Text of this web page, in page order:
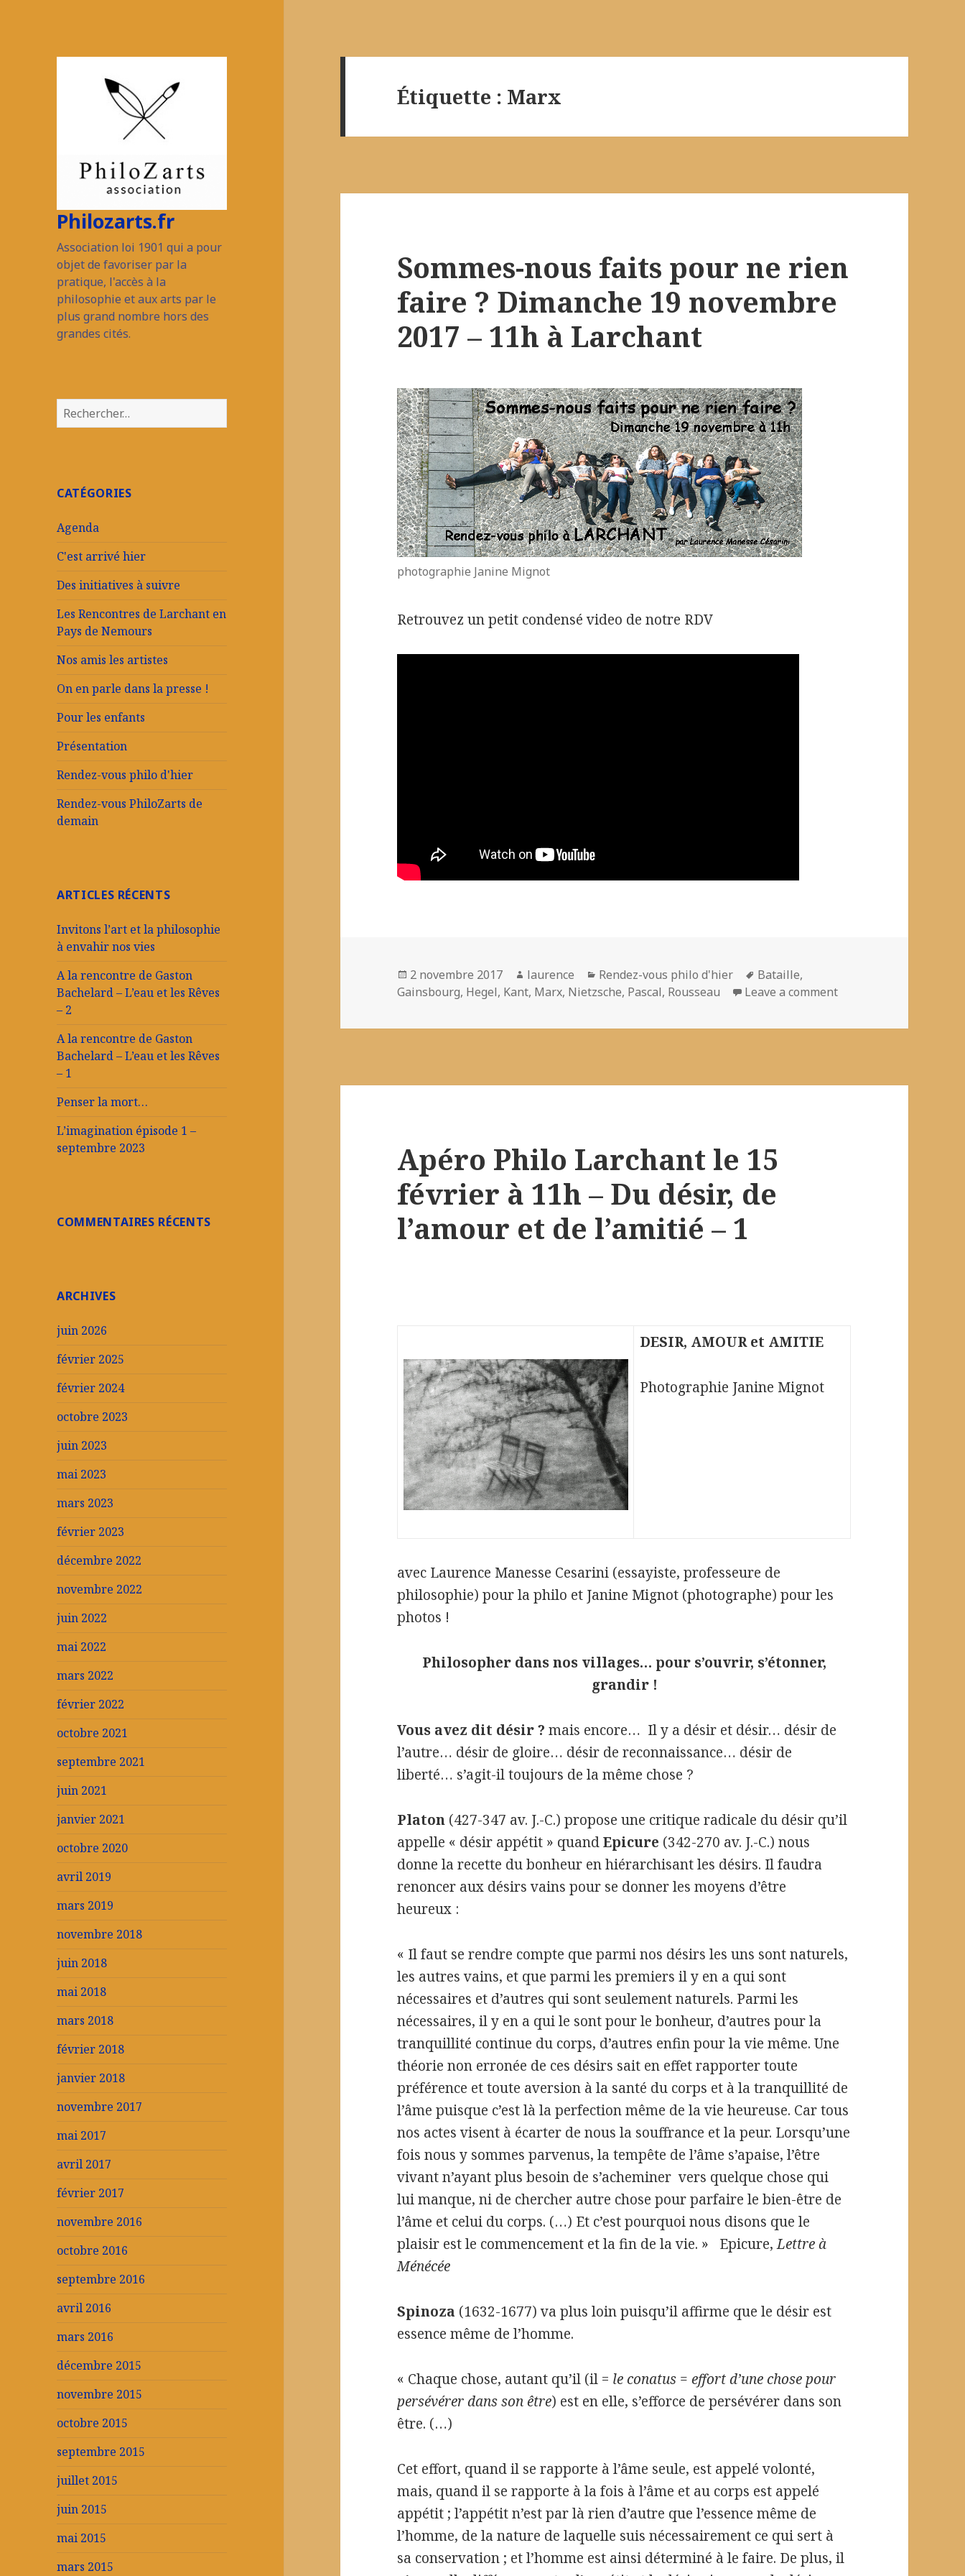
Philozarts.fr
Association loi 1901 qui a pour
objet de favoriser par la
pratique, l'accès à la
philosophie et aux arts par le
plus grand nombre hors des
grandes cités.
Rechercher :
CATÉGORIES
Agenda
C'est arrivé hier
Des initiatives à suivre
Les Rencontres de Larchant en
Pays de Nemours
Nos amis les artistes
On en parle dans la presse !
Pour les enfants
Présentation
Rendez-vous philo d'hier
Rendez-vous PhiloZarts de
demain
ARTICLES RÉCENTS
Invitons l’art et la philosophie
à envahir nos vies
A la rencontre de Gaston
Bachelard – L’eau et les Rêves
– 2
A la rencontre de Gaston
Bachelard – L’eau et les Rêves
– 1
Penser la mort…
L’imagination épisode 1 –
septembre 2023
COMMENTAIRES RÉCENTS
ARCHIVES
juin 2026
février 2025
février 2024
octobre 2023
juin 2023
mai 2023
mars 2023
février 2023
décembre 2022
novembre 2022
juin 2022
mai 2022
mars 2022
février 2022
octobre 2021
septembre 2021
juin 2021
janvier 2021
octobre 2020
avril 2019
mars 2019
novembre 2018
juin 2018
mai 2018
mars 2018
février 2018
janvier 2018
novembre 2017
mai 2017
avril 2017
février 2017
novembre 2016
octobre 2016
septembre 2016
avril 2016
mars 2016
décembre 2015
novembre 2015
octobre 2015
septembre 2015
juillet 2015
juin 2015
mai 2015
mars 2015
Étiquette : Marx
Sommes-nous faits pour ne rien
faire ? Dimanche 19 novembre
2017 – 11h à Larchant
photographie Janine Mignot
Retrouvez un petit condensé video de notre RDV
Publié
le
2 novembre 2017 Auteur
laurence Catégories
Rendez-vous philo d'hier
Mots-
clés
Bataille,
Gainsbourg, Hegel, Kant, Marx, Nietzsche, Pascal, Rousseau Leave a comment
Apéro Philo Larchant le 15
février à 11h – Du désir, de
l’amour et de l’amitié – 1
DESIR, AMOUR et AMITIE
Photographie Janine Mignot
avec Laurence Manesse Cesarini (essayiste, professeure de
philosophie) pour la philo et Janine Mignot (photographe) pour les
photos !
Philosopher dans nos villages… pour s’ouvrir, s’étonner,
grandir !
Vous avez dit désir ? mais encore… Il y a désir et désir… désir de
l’autre… désir de gloire… désir de reconnaissance… désir de
liberté… s’agit-il toujours de la même chose ?
Platon (427-347 av. J.-C.) propose une critique radicale du désir qu’il
appelle « désir appétit » quandEpicure (342-270 av. J.-C.) nous
donne la recette du bonheur en hiérarchisant les désirs. Il faudra
renoncer aux désirs vains pour se donner les moyens d’être
heureux :
« Il faut se rendre compte que parmi nos désirs les uns sont naturels,
les autres vains, et que parmi les premiers il y en a qui sont
nécessaires et d’autres qui sont seulement naturels. Parmi les
nécessaires, il y en a qui le sont pour le bonheur, d’autres pour la
tranquillité continue du corps, d’autres enfin pour la vie même. Une
théorie non erronée de ces désirs sait en effet rapporter toute
préférence et toute aversion à la santé du corps et à la tranquillité de
l’âme puisque c’est là la perfection même de la vie heureuse. Car tous
nos actes visent à écarter de nous la souffrance et la peur. Lorsqu’une
fois nous y sommes parvenus, la tempête de l’âme s’apaise, l’être
vivant n’ayant plus besoin de s’acheminer vers quelque chose qui
lui manque, ni de chercher autre chose pour parfaire le bien-être de
l’âme et celui du corps. (…) Et c’est pourquoi nous disons que le
plaisir est le commencement et la fin de la vie. » Epicure,Lettre à
Ménécée
Spinoza (1632-1677) va plus loin puisqu’il affirme que le désir est
essence même de l’homme.
« Chaque chose, autant qu’il (il = le conatus = effort d’une chose pour
persévérer dans son être) est en elle, s’efforce de persévérer dans son
être. (…)
Cet effort, quand il se rapporte à l’âme seule, est appelé volonté,
mais, quand il se rapporte à la fois à l’âme et au corps est appelé
appétit ; l’appétit n’est par là rien d’autre que l’essence même de
l’homme, de la nature de laquelle suis nécessairement ce qui sert à
sa conservation ; et l’homme est ainsi déterminé à le faire. De plus, il